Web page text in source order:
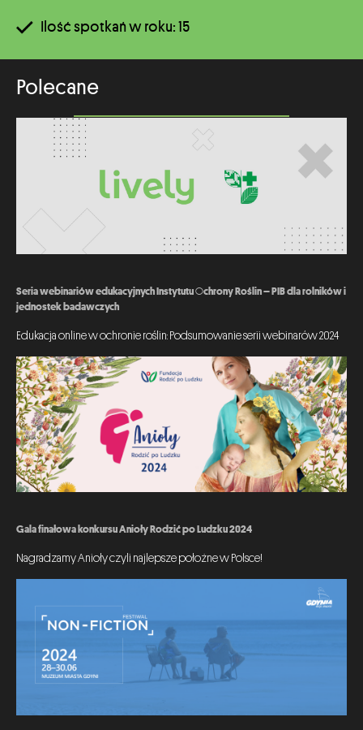
Ilość spotkań w roku: 15
Polecane
Seria webinariów edukacyjnych Instytutu Ochrony Roślin – PIB dla rolników i
jednostek badawczych
Edukacja online w ochronie roślin: Podsumowanie serii webinarów 2024
Gala finałowa konkursu Anioły Rodzić po Ludzku 2024
Nagradzamy Anioły czyli najlepsze położne w Polsce!